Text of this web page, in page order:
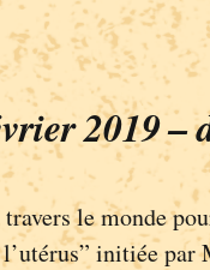
2019 –
le monde
initiée